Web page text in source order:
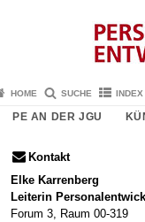
HOME SUCHE INDEX
PE AN DER JGU
Kontakt
Elke Karrenberg
Leiterin
Forum 3, Raum 00-319